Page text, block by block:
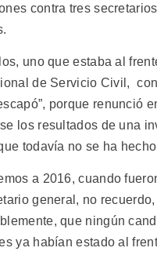
contra tres
uno que estaba al
de Servicio Civil,
porque renunció
los resultados de una
todavía no se ha
a 2016, cuando
general, no recuerdo,
que ningún
ya habían estado al